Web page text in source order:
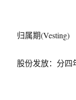
归属期(Vesting)
股份发放：分四